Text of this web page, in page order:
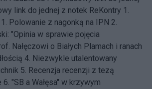
link do jednej z notek ReKontry 1.
1. Polowanie z nagonką na IPN 2.
"Opinia w sprawie pojęcia
Nałęczowi o Białych Plamach i ranach
4. Niezwykle utalentowany
5. Recenzja recenzji z tezą
6. "SB a Wałęsa" w krzywym